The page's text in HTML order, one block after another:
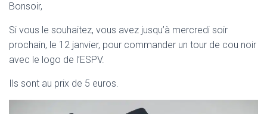
O
Bonsoir,
Si vous le souhaitez, vous avez jusqu’à mercredi soir
prochain, le 12 janvier, pour commander un tour de cou noir
avec le logo de l’ESPV.
Ils sont au prix de 5 euros.